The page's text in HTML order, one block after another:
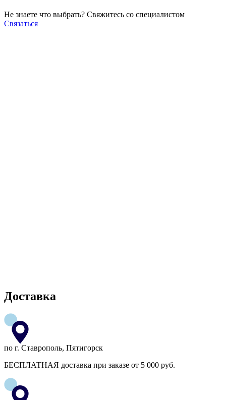
Не знаете что выбрать? Свяжитесь со специалистом
Связаться
Доставка
по г. Ставрополь, Пятигорск
БЕСПЛАТНАЯ доставка при заказе от 5 000 руб.